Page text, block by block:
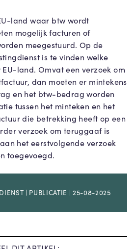
land waar btw wordt
mogelijk facturen of
meegestuurd. Op de
is te vinden welke
land. Omvat een verzoek om
dan moeten er mintekens
en het btw-bedrag worden
tussen het minteken en het
die betrekking heeft op een
verzoek om teruggaaf is
het eerstvolgende verzoek
toegevoegd.
| PUBLICATIE | 25-08-2025